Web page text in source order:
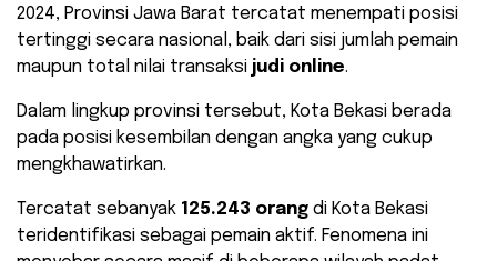
2024, Provinsi Jawa Barat tercatat menempati posisi
tertinggi secara nasional, baik dari sisi jumlah pemain
maupun total nilai transaksi judi online.
Dalam lingkup provinsi tersebut, Kota Bekasi berada
pada posisi kesembilan dengan angka yang cukup
mengkhawatirkan.
Tercatat sebanyak 125.243 orang di Kota Bekasi
teridentifikasi sebagai pemain aktif. Fenomena ini